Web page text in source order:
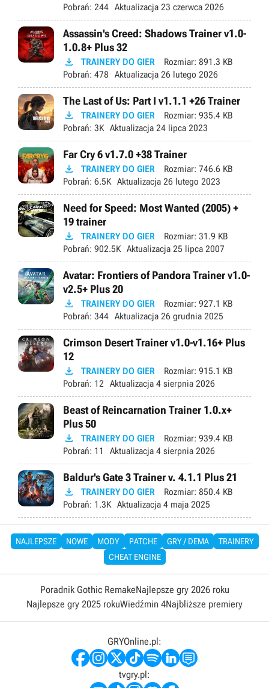
Pobrań: 244 Aktualizacja 23 czerwca 2026
Assassin's Creed: Shadows Trainer v1.0-
1.0.8+ Plus 32
 TRAINERY DO GIER Rozmiar: 891.3 KB
Pobrań: 478 Aktualizacja 26 lutego 2026
The Last of Us: Part I v1.1.1 +26 Trainer
 TRAINERY DO GIER Rozmiar: 935.4 KB
Pobrań: 3K Aktualizacja 24 lipca 2023
Far Cry 6 v1.7.0 +38 Trainer
 TRAINERY DO GIER Rozmiar: 746.6 KB
Pobrań: 6.5K Aktualizacja 26 lutego 2023
Need for Speed: Most Wanted (2005) +
19 trainer
 TRAINERY DO GIER Rozmiar: 31.9 KB
Pobrań: 902.5K Aktualizacja 25 lipca 2007
Avatar: Frontiers of Pandora Trainer v1.0-
v2.5+ Plus 20
 TRAINERY DO GIER Rozmiar: 927.1 KB
Pobrań: 344 Aktualizacja 26 grudnia 2025
Crimson Desert Trainer v1.0-v1.16+ Plus
12
 TRAINERY DO GIER Rozmiar: 915.1 KB
Pobrań: 12 Aktualizacja 4 sierpnia 2026
Beast of Reincarnation Trainer 1.0.x+
Plus 50
 TRAINERY DO GIER Rozmiar: 939.4 KB
Pobrań: 11 Aktualizacja 4 sierpnia 2026
Baldur's Gate 3 Trainer v. 4.1.1 Plus 21
 TRAINERY DO GIER Rozmiar: 850.4 KB
Pobrań: 1.3K Aktualizacja 4 maja 2025
NAJLEPSZE NOWE MODY PATCHE GRY / DEMA
TRAINERY
CHEAT ENGINE
Poradnik Gothic RemakeNajlepsze gry 2026 roku
Najlepsze gry 2025 rokuWiedźmin 4Najbliższe premiery
GRYOnline.pl:
tvgry.pl: